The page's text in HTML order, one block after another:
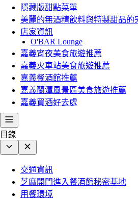
隱藏版甜點菜單
美麗的無酒精飲料與特製甜品的
店家資訊
O'BAR Lounge
嘉義宵夜美食旅遊推薦
嘉義火車站美食旅遊推薦
嘉義餐酒館推薦
嘉義蘭潭風景區美食旅遊推薦
嘉義買酒好去處
目錄
交通資訊
芝麻開門進入餐酒館秘密基地
用餐環境